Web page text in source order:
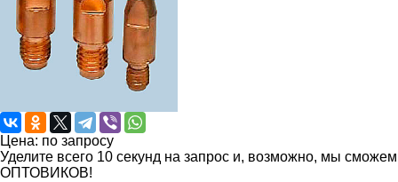
Цена: по запросу
Уделите всего 10 секунд на запрос и, возможно, мы
ОПТОВИКОВ!